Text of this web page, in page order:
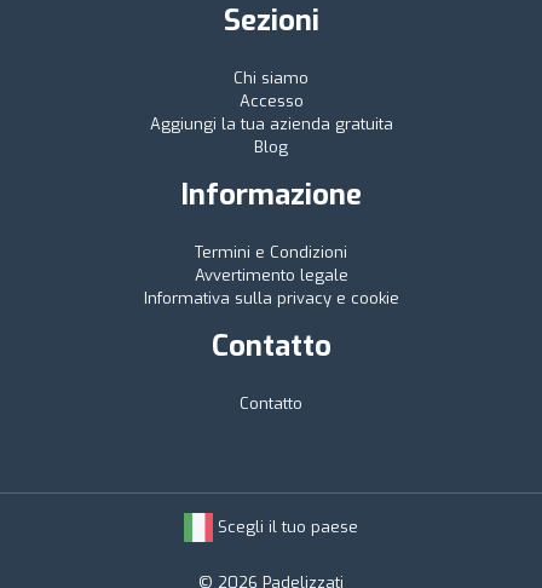
Sezioni
Chi siamo
Accesso
Aggiungi la tua azienda gratuita
Blog
Informazione
Termini e Condizioni
Avvertimento legale
Informativa sulla privacy e cookie
Contatto
Contatto
Scegli il tuo paese
© 2026 Padelizzati